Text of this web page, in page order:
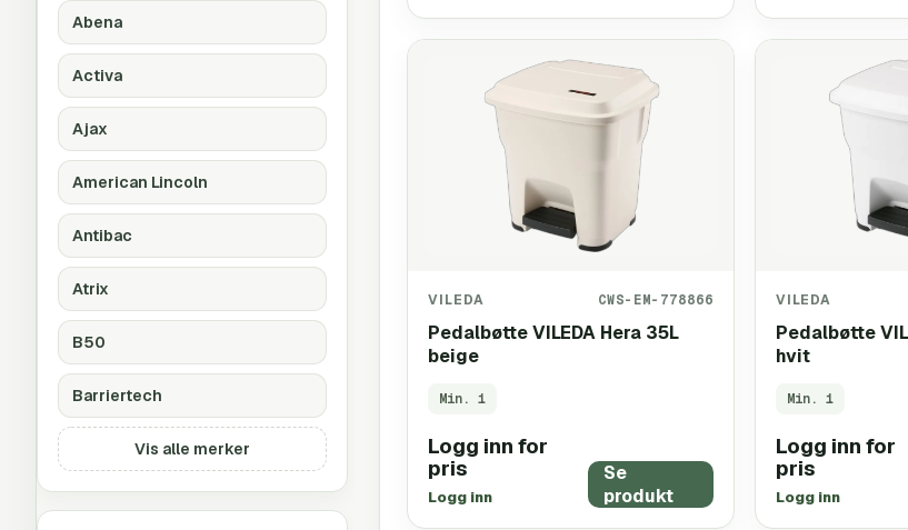
Abena
Activa
Ajax
American Lincoln
Antibac
Atrix
B50
Barriertech
Vis alle merker
VILEDA CWS-EM-778866
Pedalbøtte VILEDA Hera 35L
beige
Min. 1
Logg inn for
pris
Logg inn
Se
produkt
VILEDA
Pedalbøtte
hvit
Min. 1
Logg inn for
pris
Logg inn